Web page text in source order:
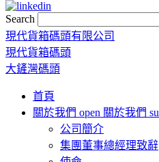
Search
現代貨箱碼頭有限公司
現代貨箱碼頭
大鏟灣碼頭
首頁
關於我們 open 關於我們
公司簡介
集團董事總經理致辭